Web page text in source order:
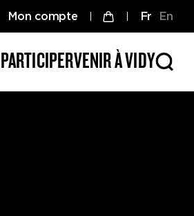
Mon compte fr en
PARTICIPERVENIR À VIDY